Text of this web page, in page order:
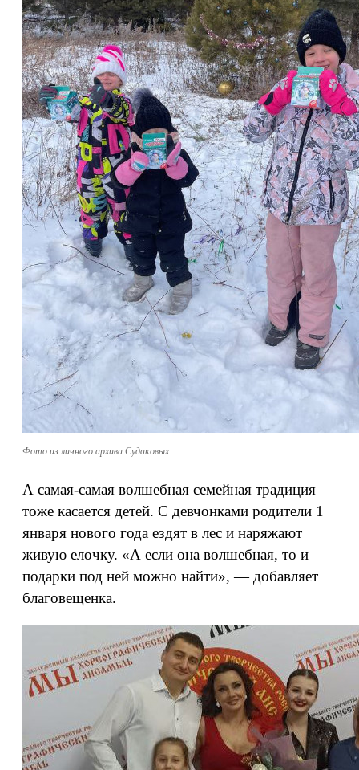
Фото из личного архива Судаковых
А самая-самая волшебная семейная традиция
тоже касается детей. С девчонками родители 1
января нового года ездят в лес и наряжают
живую елочку. «А если она волшебная, то и
подарки под ней можно найти», — добавляет
благовещенка.